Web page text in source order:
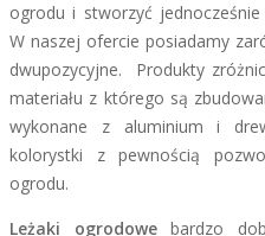
ogrodu i stworzyć
W naszej ofercie posiadamy
dwupozycyjne. Produkty
materiału z którego są
wykonane z aluminium i
kolorystki z pewnością
ogrodu.
Leżaki ogrodowebardzo